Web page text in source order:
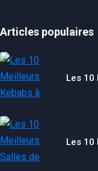
Articles populaires
Les 10
Les 10